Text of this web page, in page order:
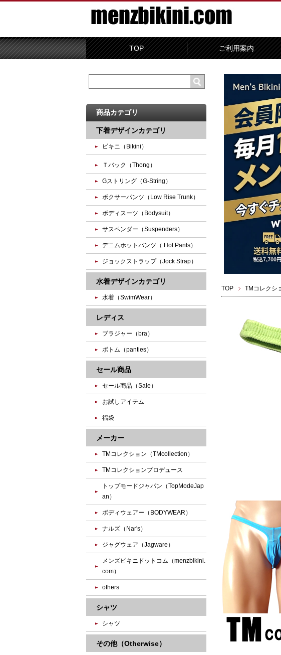
TOP ご利用案内
TOP TMコレクシ
商品カテゴリ
下着デザインカテゴリ
ビキニ（Bikini）
Ｔバック（Thong）
Gストリング（G-String）
ボクサーパンツ（Low Rise Trunk）
ボディスーツ（Bodysuit）
サスペンダー（Suspenders）
デニムホットパンツ（ Hot Pants）
ジョックストラップ（Jock Strap）
水着デザインカテゴリ
水着（SwimWear）
レディス
ブラジャー（bra）
ボトム（panties）
セール商品
セール商品（Sale）
お試しアイテム
福袋
メーカー
TMコレクション（TMcollection）
TMコレクションプロデュース
トップモードジャパン（TopModeJap
an）
ボディウェアー（BODYWEAR）
ナルズ（Nar's）
ジャグウェア（Jagware）
メンズビキニドットコム（menzbikini.
com）
others
シャツ
シャツ
その他（Otherwise）